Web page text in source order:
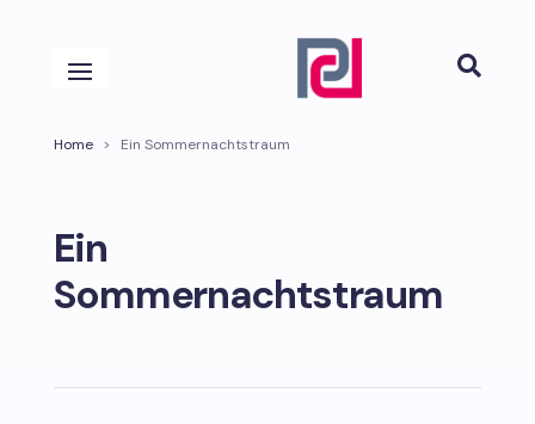

Home > Ein Sommernachtstraum
Ein
Sommernachtstraum